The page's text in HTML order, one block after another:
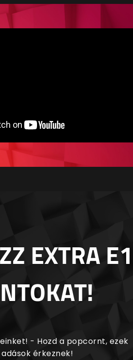
EXTRA E1
- Hozd a popcornt, ezek
adások érkeznek!